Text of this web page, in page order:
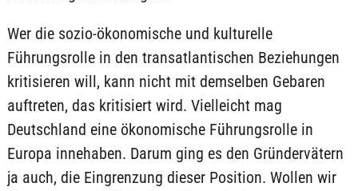
Wer die sozio-ökonomische und kulturelle
Führungsrolle in den transatlantischen Beziehungen
kritisieren will, kann nicht mit demselben Gebaren
auftreten, das kritisiert wird. Vielleicht mag
Deutschland eine ökonomische Führungsrolle in
Europa innehaben. Darum ging es den Gründervätern
ja auch, die Eingrenzung dieser Position. Wollen wir